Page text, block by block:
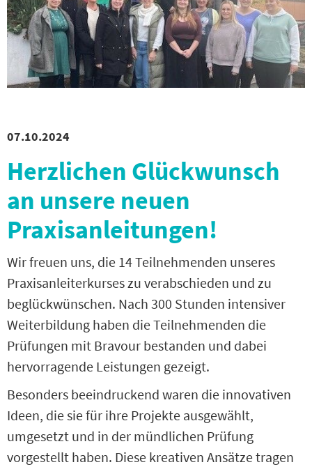
07.10.2024
Herzlichen Glückwunsch
an unsere neuen
Praxisanleitungen!
Wir freuen uns, die 14 Teilnehmenden unseres
Praxisanleiterkurses zu verabschieden und zu
beglückwünschen. Nach 300 Stunden intensiver
Weiterbildung haben die Teilnehmenden die
Prüfungen mit Bravour bestanden und dabei
hervorragende Leistungen gezeigt.
Besonders beeindruckend waren die innovativen
Ideen, die sie für ihre Projekte ausgewählt,
umgesetzt und in der mündlichen Prüfung
vorgestellt haben. Diese kreativen Ansätze tragen